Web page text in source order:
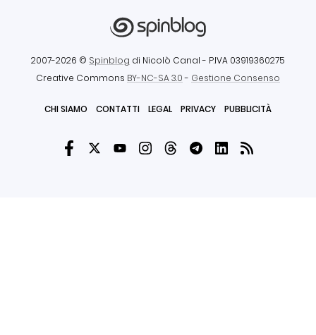
2007-2026 © Spinblog di Nicolò Canal - P.IVA 03919360275
Creative Commons BY-NC-SA 3.0- Gestione Consenso
CHI SIAMO CONTATTI LEGAL PRIVACY PUBBLICITÀ